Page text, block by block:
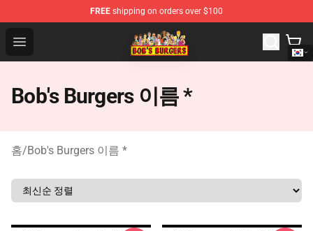
FREE shipping on orders over $100
Open menu
Bob's Burgers Store - Official Bob's Burgers Merchandise
Bob's Burgers 이름 *
홈/Bob's Burgers 이름 *